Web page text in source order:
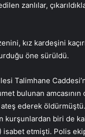
zanlılar,
kız kardeşini
öne sürüldü.
Talimhane
bulunan
ateş ederek
kurşunlardan biri de
isabet etmişti. Polis